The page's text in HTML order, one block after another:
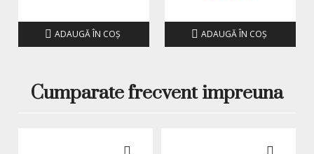
ADAUGĂ ÎN COŞ ADAUGĂ ÎN COŞ
Cumparate frecvent impreuna